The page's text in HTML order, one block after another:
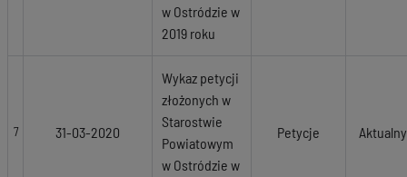
w Ostródzie w
2019 roku
7 31-03-2020
Wykaz petycji
złożonych w
Starostwie
Powiatowym
w Ostródzie w
Petycje Aktualny